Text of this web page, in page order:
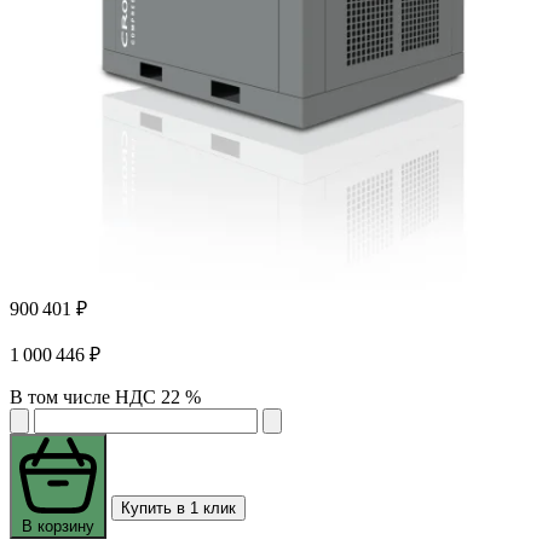
900 401 ₽
1 000 446 ₽
В том числе НДС 22 %
В корзину
Купить в 1 клик